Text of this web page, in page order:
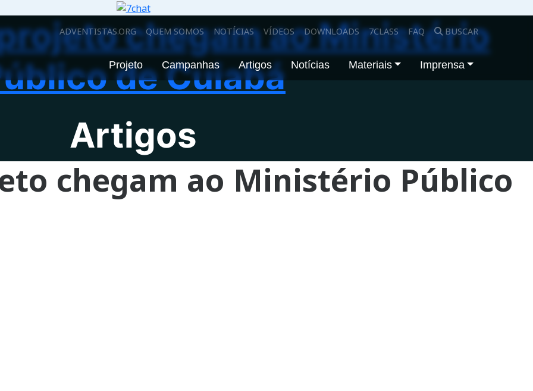
ADVENTISTAS.ORG QUEM SOMOS NOTÍCIAS VÍDEOS DOWNLOADS 7CLASS FAQ BUSCAR
Projeto Campanhas Artigos Notícias Materiais Imprensa
chegam ao Ministério
de Cuiabá
Artigos
chegam ao Ministério Público